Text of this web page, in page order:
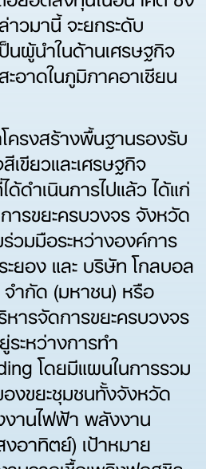
วมานี้ จะยกระดับ
นผู้นำในด้านเศรษฐกิจ
อาดในภูมิภาคอาเซียน
รงสร้างพื้นฐานรองรับ
ขียวและเศรษฐกิจ
ดำเนินการไปแล้ว ได้แก่
ารขยะครบวงจร จังหวัด
วมมือระหว่างองค์การ
ยอง และ บริษัท โกลบอล
จำกัด (มหาชน) หรือ
ารจัดการขยะครบวงจร
ะหว่างการทำ
โดยมีแผนในการรวม
งขยะชุมชนทั้งจังหวัด
านไฟฟ้า พลังงาน
อาทิตย์) เป้าหมาย